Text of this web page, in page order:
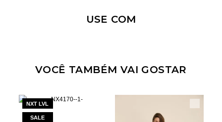
USE COM
VOCÊ TAMBÉM VAI GOSTAR
NXT LVL